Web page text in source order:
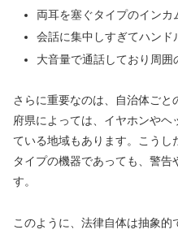
両耳を塞ぐタイプのインカ
会話に集中しすぎてハンド
大音量で通話しており周囲
さらに重要なのは、自治体ご
府県によっては、イヤホンやヘ
ている地域もあります。こう
タイプの機器であっても、警告
す。
このように、法律自体は抽象